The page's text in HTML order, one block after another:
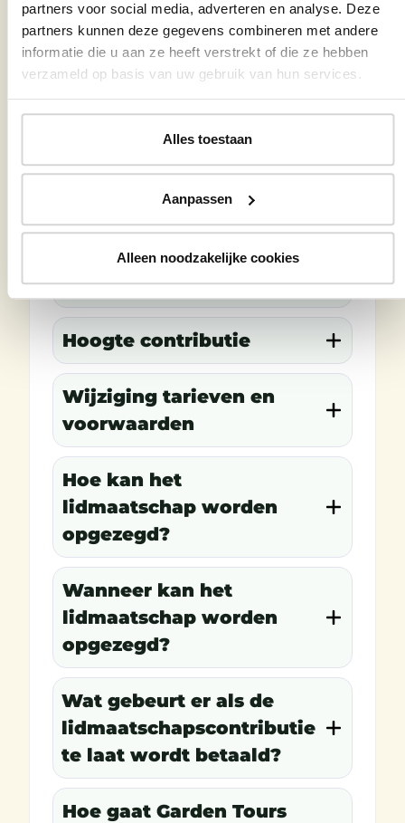
partners voor social media, adverteren en analyse. Deze
partners kunnen deze gegevens combineren met andere
informatie die u aan ze heeft verstrekt of die ze hebben
verzameld op basis van uw gebruik van hun services.
Alles toestaan
Aanpassen
Alleen noodzakelijke cookies
Wat houdt het
lidmaatschap van Garden
Tours in?
Wie kan lid worden?
Van wanneer tot
wanneer loopt het
lidmaatschapsjaar?
Betaling contributie
Hoogte contributie
Wijziging tarieven en
voorwaarden
Hoe kan het
lidmaatschap worden
opgezegd?
Wanneer kan het
lidmaatschap worden
opgezegd?
Wat gebeurt er als de
lidmaatschapscontributie
te laat wordt betaald?
Hoe gaat Garden Tours